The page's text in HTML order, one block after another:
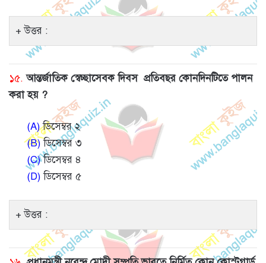
উত্তর :
১৫. আন্তর্জাতিক স্বেচ্ছাসেবক দিবস প্রতিবছর কোনদিনটিতে পালন
করা হয় ?
(A)ডিসেম্বর ২
(B)ডিসেম্বর ৩
(C)ডিসেম্বর ৪
(D)ডিসেম্বর ৫
উত্তর :